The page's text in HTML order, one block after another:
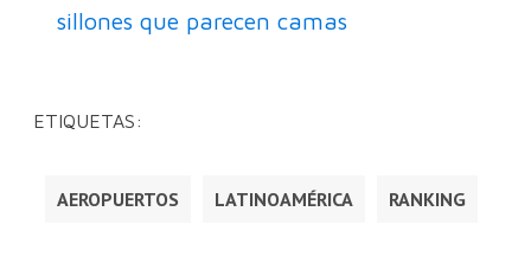
sillones que parecen camas
ETIQUETAS:
AEROPUERTOS LATINOAMÉRICA RANKING